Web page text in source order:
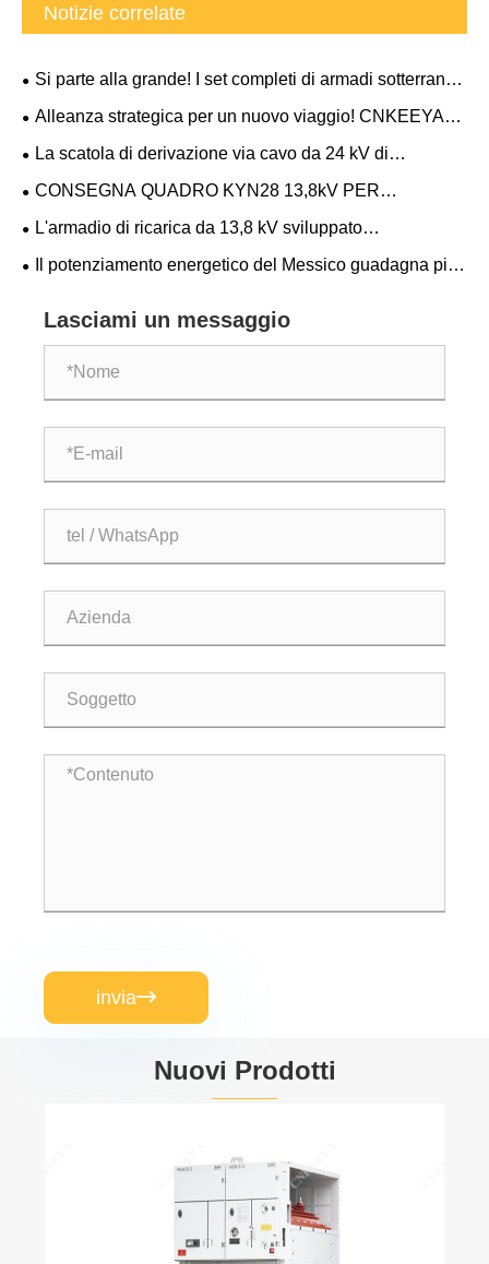
Notizie correlate
Si parte alla grande! I set completi di armadi sotterranei
di CNKEEYA Electric spediti al progetto del data center
dell'Ohio negli Stati Uniti
Alleanza strategica per un nuovo viaggio! CNKEEYA
premiato come partner strategico 2026 di ABB Electrical
La scatola di derivazione via cavo da 24 kV di
CNKEEYA entra in funzione in Messico, rafforzando la
rete elettrica locale
CONSEGNA QUADRO KYN28 13,8kV PER
PROGETTO DATA CENTER AMERICANO
L'armadio di ricarica da 13,8 kV sviluppato
internamente da CNKEEYA si è installato con successo
nel data center degli Stati Uniti
Il potenziamento energetico del Messico guadagna più
assicurano un ordine ripetuto per un progetto chiave
Lasciami un messaggio
invia
Nuovi Prodotti